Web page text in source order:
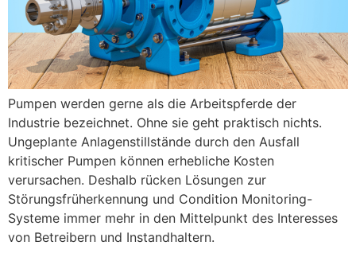
Pumpen werden gerne als die Arbeitspferde der
Industrie bezeichnet. Ohne sie geht praktisch nichts.
Ungeplante Anlagenstillstände durch den Ausfall
kritischer Pumpen können erhebliche Kosten
verursachen. Deshalb rücken Lösungen zur
Störungsfrüherkennung und Condition Monitoring-
Systeme immer mehr in den Mittelpunkt des Interesses
von Betreibern und Instandhaltern.